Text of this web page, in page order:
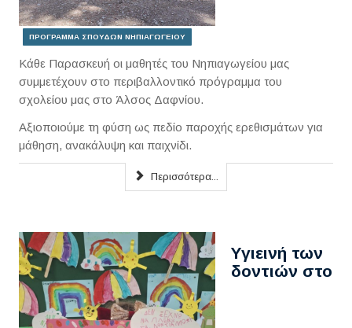
ΠΡΟΓΡΑΜΜΑ ΣΠΟΥΔΩΝ ΝΗΠΙΑΓΩΓΕΙΟΥ
Κάθε Παρασκευή οι μαθητές του Νηπιαγωγείου μας
συμμετέχουν στο περιβαλλοντικό πρόγραμμα του
σχολείου μας στο Άλσος Δαφνίου.
Αξιοποιούμε τη φύση ως πεδίο παροχής ερεθισμάτων για
μάθηση, ανακάλυψη και παιχνίδι.
Περισσότερα...
Υγιεινή των
δοντιών στο